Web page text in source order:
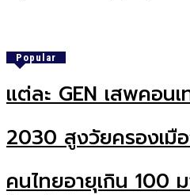
Popular
แต่ละ GEN เสพคอน
2030 สูงวัยครองเมื
คนไทยอายุเกิน 100